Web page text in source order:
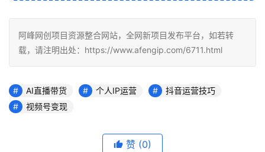
阿峰网创项目资源整合网站，全网新项目发布平台，如若转
载，请注明出处：https://www.afengip.com/6711.html
AI直播带货 个人IP运营
抖音运营技巧
视频号变现
赞 (0)